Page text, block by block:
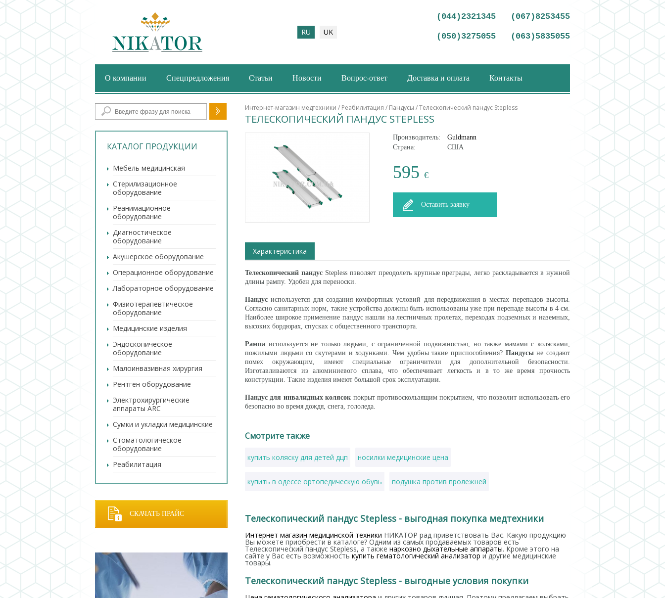
RU UK
(044)2321345 (067)8253455
(050)3275055 (063)5835055
О компании Спецпредложения Статьи Новости Вопрос-ответ Доставка и оплата Контакты
Интернет-магазин медтехники / Реабилитация / Пандусы / Телескопический пандус Stepless
ТЕЛЕСКОПИЧЕСКИЙ ПАНДУС STEPLESS
Производитель:
Guldmann
Страна:
США
595 €
Оставить заявку
Характеристика
Телескопический пандусStepless пзволяет преодолеть крупные преграды, легко раскладывается в нужной
длины рампу. Удобен для переноски.
Пандус используется для создания комфортных условий для передвижения в местах перепадов высоты.
Согласно санитарных норм, такие устройства должны быть использованы уже при перепаде высоты в 4 см.
Наиболее широкое применение пандус нашли на лестничных пролетах, переходах подземных и наземных,
высоких бордюрах, спусках с общественного транспорта.
Рампа используется не только людьми, с ограниченной подвижностью, но также мамами с колясками,
пожилыми людьми со скутерами и ходунками. Чем удобны такие приспособления? Пандусыне создают
помех окружающим, имеют специальные ограничители для дополнительной безопасности.
Изготавливаются из алюминиевого сплава, что обеспечивает легкость и в то же время прочность
конструкции. Такие изделия имеют большой срок эксплуатации.
Пандус для инвалидных колясок покрыт противоскользящим покрытием, что позволит использовать его
безопасно во время дождя, снега, гололеда.
Смотрите также
купить коляску для детей дцп носилки медицинские цена
купить в одессе ортопедическую обувь подушка против пролежней
купить матрас противопролежневый киев
Телескопический пандус Stepless - выгодная покупка медтехники
Интернет магазин медицинской техники НИКАТОР рад приветствовать Вас. Какую продукцию
Вы можете приобрести в каталоге? Одним из самых продаваемых товаров есть
Телескопический пандус Stepless, а также наркозно дыхательные аппараты. Кроме этого на
сайте у Вас есть возможность купить гематологический анализатор и другие медицинские
товары.
Телескопический пандус Stepless - выгодные условия покупки
Форма поиска
КАТАЛОГ ПРОДУКЦИИ
Мебель медицинская
Стерилизационное
оборудование
Реанимационное
оборудование
Диагностическое
оборудование
Акушерское оборудование
Операционное оборудование
Лабораторное оборудование
Физиотерапевтическое
оборудование
Медицинские изделия
Эндоскопическое
оборудование
Малоинвазивная хирургия
Рентген оборудование
Электрохирургические
аппараты ARC
Сумки и укладки медицинские
Стоматологическое
оборудование
Реабилитация
СКАЧАТЬ ПРАЙС